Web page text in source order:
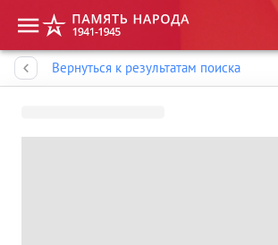
Вернуться к результатам поиска
Память народа